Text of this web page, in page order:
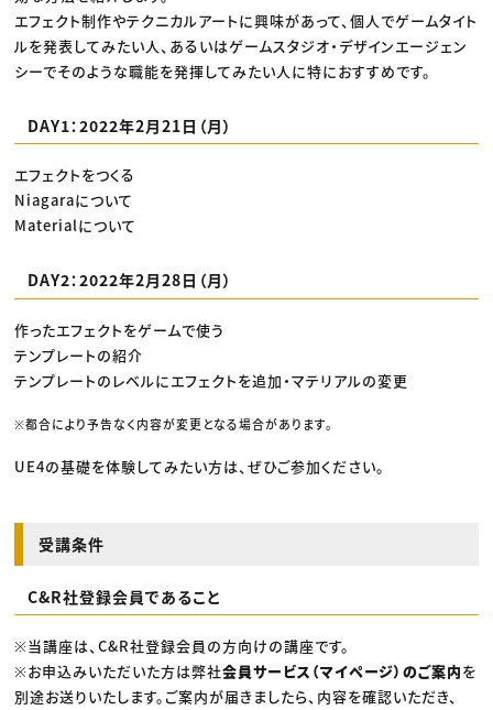
エフェクト制作やテクニカルアートに興味があって、個人でゲームタイト
ルを発表してみたい人、あるいはゲームスタジオ・デザインエージェン
シーでそのような職能を発揮してみたい人に特におすすめです。
DAY1：2022年2月21日（月）
エフェクトをつくる
Niagaraについて
Materialについて
DAY2：2022年2月28日（月）
作ったエフェクトをゲームで使う
テンプレートの紹介
テンプレートのレベルにエフェクトを追加・マテリアルの変更
※都合により予告なく内容が変更となる場合があります。
UE4の基礎を体験してみたい方は、ぜひご参加ください。
受講条件
C&R社登録会員であること
※当講座は、C&R社登録会員の方向けの講座です。
※お申込みいただいた方は弊社会員サービス（マイページ）のご案内を
別途お送りいたします。ご案内が届きましたら、内容を確認いただき、